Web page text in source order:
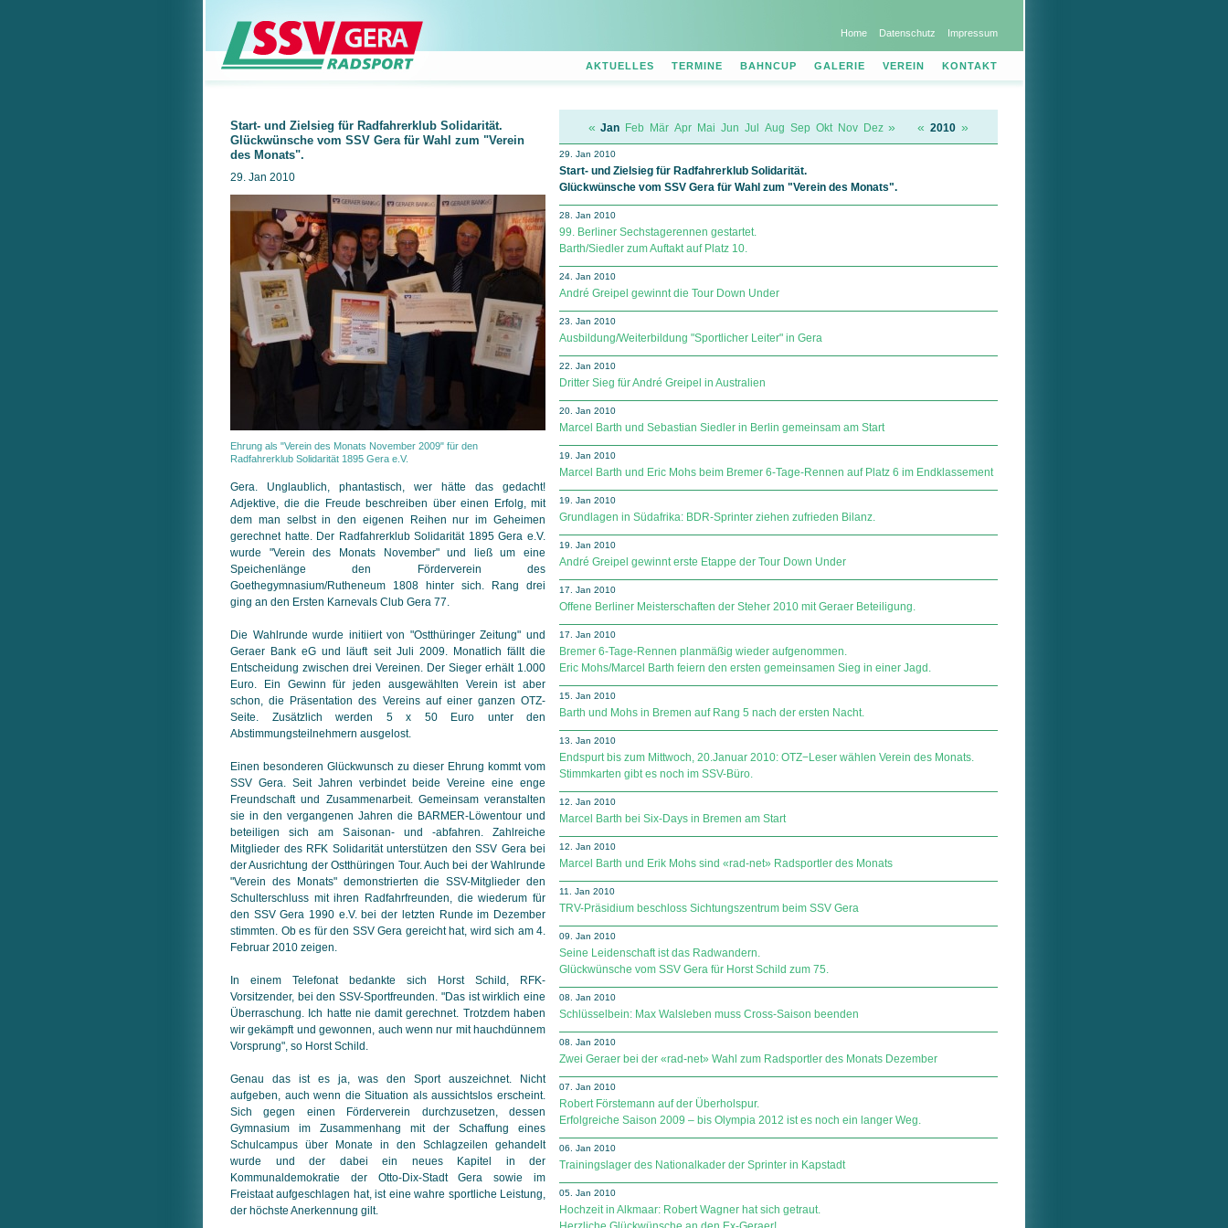
Home Datenschutz Impressum
AKTUELLES TERMINE BAHNCUP GALERIE VEREIN KONTAKT
Start- und Zielsieg für Radfahrerklub Solidarität.
Glückwünsche vom SSV Gera für Wahl zum "Verein
des Monats".
29. Jan 2010
Ehrung als "Verein des Monats November 2009" für den
Radfahrerklub Solidarität 1895 Gera e.V.
Gera. Unglaublich, phantastisch, wer hätte das gedacht!
Adjektive, die die Freude beschreiben über einen Erfolg, mit
dem man selbst in den eigenen Reihen nur im Geheimen
gerechnet hatte. Der Radfahrerklub Solidarität 1895 Gera e.V.
wurde "Verein des Monats November" und ließ um eine
Speichenlänge den Förderverein des
Goethegymnasium/Rutheneum 1808 hinter sich. Rang drei
ging an den Ersten Karnevals Club Gera 77.
Die Wahlrunde wurde initiiert von "Ostthüringer Zeitung" und
Geraer Bank eG und läuft seit Juli 2009. Monatlich fällt die
Entscheidung zwischen drei Vereinen. Der Sieger erhält 1.000
Euro. Ein Gewinn für jeden ausgewählten Verein ist aber
schon, die Präsentation des Vereins auf einer ganzen OTZ-
Seite. Zusätzlich werden 5 x 50 Euro unter den
Abstimmungsteilnehmern ausgelost.
Einen besonderen Glückwunsch zu dieser Ehrung kommt vom
SSV Gera. Seit Jahren verbindet beide Vereine eine enge
Freundschaft und Zusammenarbeit. Gemeinsam veranstalten
sie in den vergangenen Jahren die BARMER-Löwentour und
beteiligen sich am Saisonan- und -abfahren. Zahlreiche
Mitglieder des RFK Solidarität unterstützen den SSV Gera bei
der Ausrichtung der Ostthüringen Tour. Auch bei der Wahlrunde
"Verein des Monats" demonstrierten die SSV-Mitglieder den
Schulterschluss mit ihren Radfahrfreunden, die wiederum für
den SSV Gera 1990 e.V. bei der letzten Runde im Dezember
stimmten. Ob es für den SSV Gera gereicht hat, wird sich am 4.
Februar 2010 zeigen.
In einem Telefonat bedankte sich Horst Schild, RFK-
Vorsitzender, bei den SSV-Sportfreunden. "Das ist wirklich eine
Überraschung. Ich hatte nie damit gerechnet. Trotzdem haben
wir gekämpft und gewonnen, auch wenn nur mit hauchdünnem
Vorsprung", so Horst Schild.
Genau das ist es ja, was den Sport auszeichnet. Nicht
aufgeben, auch wenn die Situation als aussichtslos erscheint.
Sich gegen einen Förderverein durchzusetzen, dessen
Gymnasium im Zusammenhang mit der Schaffung eines
Schulcampus über Monate in den Schlagzeilen gehandelt
wurde und der dabei ein neues Kapitel in der
Kommunaldemokratie der Otto-Dix-Stadt Gera sowie im
Freistaat aufgeschlagen hat, ist eine wahre sportliche Leistung,
der höchste Anerkennung gilt.
« Jan Feb Mär Apr Mai Jun Jul Aug Sep Okt Nov Dez » « 2010 »
29. Jan 2010
Start- und Zielsieg für Radfahrerklub Solidarität.
Glückwünsche vom SSV Gera für Wahl zum "Verein des Monats".
28. Jan 2010
99. Berliner Sechstagerennen gestartet.
Barth/Siedler zum Auftakt auf Platz 10.
24. Jan 2010
André Greipel gewinnt die Tour Down Under
23. Jan 2010
Ausbildung/Weiterbildung "Sportlicher Leiter" in Gera
22. Jan 2010
Dritter Sieg für André Greipel in Australien
20. Jan 2010
Marcel Barth und Sebastian Siedler in Berlin gemeinsam am Start
19. Jan 2010
Marcel Barth und Eric Mohs beim Bremer 6-Tage-Rennen auf Platz 6 im Endklassement
19. Jan 2010
Grundlagen in Südafrika: BDR-Sprinter ziehen zufrieden Bilanz.
19. Jan 2010
André Greipel gewinnt erste Etappe der Tour Down Under
17. Jan 2010
Offene Berliner Meisterschaften der Steher 2010 mit Geraer Beteiligung.
17. Jan 2010
Bremer 6-Tage-Rennen planmäßig wieder aufgenommen.
Eric Mohs/Marcel Barth feiern den ersten gemeinsamen Sieg in einer Jagd.
15. Jan 2010
Barth und Mohs in Bremen auf Rang 5 nach der ersten Nacht.
13. Jan 2010
Endspurt bis zum Mittwoch, 20.Januar 2010: OTZ−Leser wählen Verein des Monats.
Stimmkarten gibt es noch im SSV-Büro.
12. Jan 2010
Marcel Barth bei Six-Days in Bremen am Start
12. Jan 2010
Marcel Barth und Erik Mohs sind «rad-net» Radsportler des Monats
11. Jan 2010
TRV-Präsidium beschloss Sichtungszentrum beim SSV Gera
09. Jan 2010
Seine Leidenschaft ist das Radwandern.
Glückwünsche vom SSV Gera für Horst Schild zum 75.
08. Jan 2010
Schlüsselbein: Max Walsleben muss Cross-Saison beenden
08. Jan 2010
Zwei Geraer bei der «rad-net» Wahl zum Radsportler des Monats Dezember
07. Jan 2010
Robert Förstemann auf der Überholspur.
Erfolgreiche Saison 2009 – bis Olympia 2012 ist es noch ein langer Weg.
06. Jan 2010
Trainingslager des Nationalkader der Sprinter in Kapstadt
05. Jan 2010
Hochzeit in Alkmaar: Robert Wagner hat sich getraut.